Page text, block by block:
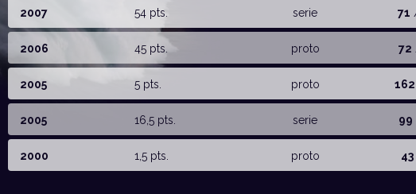
2007 54 pts. serie 71
2006 45 pts. proto 72
2005 5 pts. proto 162
2005 16,5 pts. serie 99
2000 1,5 pts. proto 43